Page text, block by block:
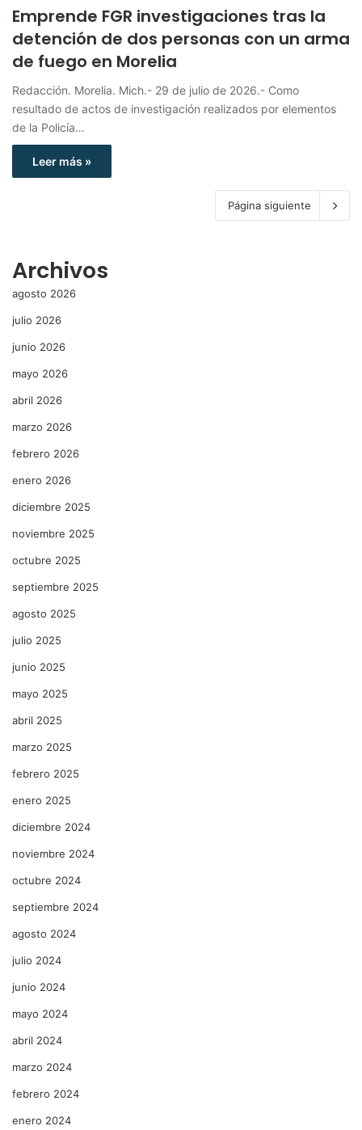
Emprende FGR investigaciones tras la
detención de dos personas con un arma
de fuego en Morelia
Redacción. Morelia. Mich.- 29 de julio de 2026.- Como
resultado de actos de investigación realizados por elementos
de la Policía…
Leer más »
Página siguiente
Archivos
agosto 2026
julio 2026
junio 2026
mayo 2026
abril 2026
marzo 2026
febrero 2026
enero 2026
diciembre 2025
noviembre 2025
octubre 2025
septiembre 2025
agosto 2025
julio 2025
junio 2025
mayo 2025
abril 2025
marzo 2025
febrero 2025
enero 2025
diciembre 2024
noviembre 2024
octubre 2024
septiembre 2024
agosto 2024
julio 2024
junio 2024
mayo 2024
abril 2024
marzo 2024
febrero 2024
enero 2024